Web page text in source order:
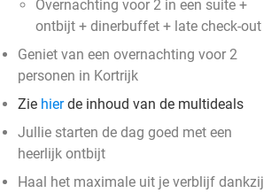
Overnachting voor 2 in een suite +
ontbijt + dinerbuffet + late check-out
Geniet van een overnachting voor 2
personen in Kortrijk
Zie hierde inhoud van de multideals
Jullie starten de dag goed met een
heerlijk ontbijt
Haal het maximale uit je verblijf dankzij